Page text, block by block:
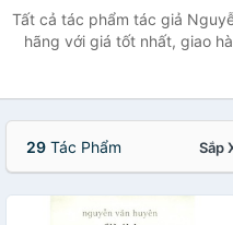
Tất cả tác phẩm tác giả
hãng với giá tốt nhất, giao
29 Tác Phẩm Sắp